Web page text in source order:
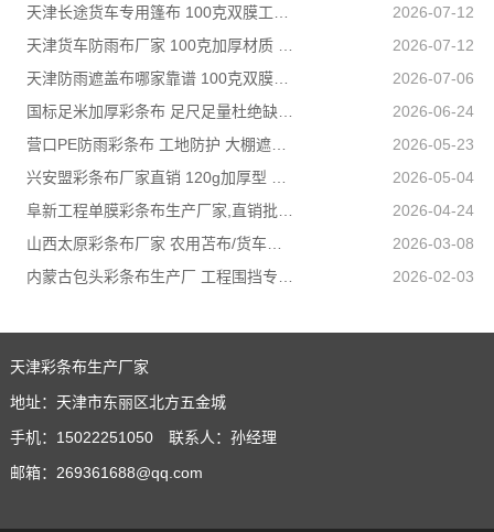
2026-07-12
2026-07-12
天津防雨遮盖布哪家靠谱 100克双膜加厚款适配高栏货车长途盖货
2026-07-06
国标足米加厚彩条布 足尺足量杜绝缺尺少米
2026-06-24
营口PE防雨彩条布 工地防护 大棚遮盖 3×50米 耐寒耐用
2026-05-23
2026-05-04
2026-04-24
山西太原彩条布厂家 农用苫布/货车篷布 支持来样加工定制
2026-03-08
2026-02-03
天津彩条布生产厂家
地址：天津市东丽区北方五金城
手机：15022251050 联系人：孙经理
邮箱：269361688@qq.com